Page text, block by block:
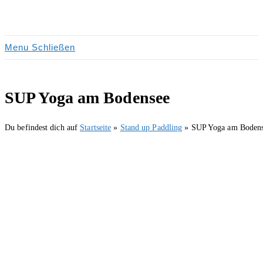
Menu Schließen
SUP Yoga am Bodensee
Du befindest dich auf Startseite » Stand up Paddling » SUP Yoga am